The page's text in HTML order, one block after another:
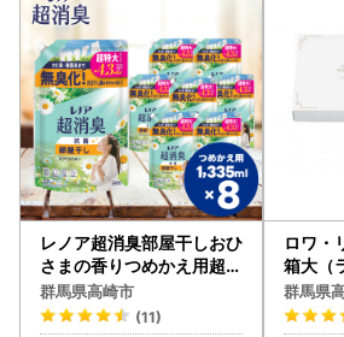
レノア超消臭部屋干しおひ
さまの香りつめかえ用超特
大サイズ 1335mL×8個
群馬県高崎市
(11)
ロワ・
箱大（
ラ）／
ダ
群馬県